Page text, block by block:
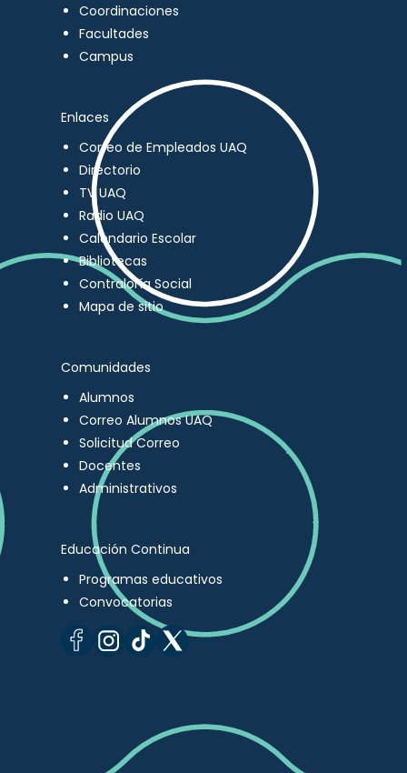
Coordinaciones
Facultades
Campus
Enlaces
Correo de Empleados UAQ
Directorio
TV UAQ
Radio UAQ
Calendario Escolar
Bibliotecas
Contraloría Social
Mapa de sitio
Comunidades
Alumnos
Correo Alumnos UAQ
Solicitud Correo
Docentes
Administrativos
Educación Continua
Programas educativos
Convocatorias